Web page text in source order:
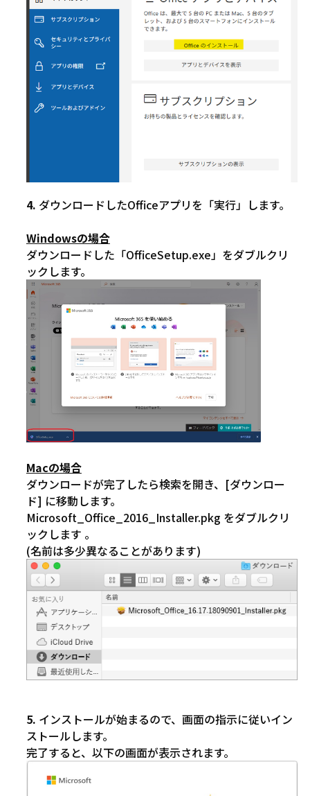
ダウンロードしたOfficeアプリを 「実行」します。
Windowsの場合
ダウンロードした「OfficeSetup.exe」をダブルクリ
ックします。
Macの場合
ダウンロードが完了したら検索を開き、[ダウンロー
ド] に移動します。
Microsoft_Office_2016_Installer.pkg をダブルクリ
ックします 。
(名前は多少異なることがあります)
インストールが始まるので、画面の指示に従いイン
ストールします。
完了すると、以下の画面が表示されます。